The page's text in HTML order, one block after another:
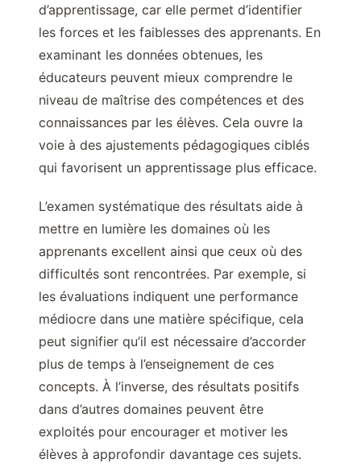
d’apprentissage, car elle permet d’identifier
les forces et les faiblesses des apprenants. En
examinant les données obtenues, les
éducateurs peuvent mieux comprendre le
niveau de maîtrise des compétences et des
connaissances par les élèves. Cela ouvre la
voie à des ajustements pédagogiques ciblés
qui favorisent un apprentissage plus efficace.
L’examen systématique des résultats aide à
mettre en lumière les domaines où les
apprenants excellent ainsi que ceux où des
difficultés sont rencontrées. Par exemple, si
les évaluations indiquent une performance
médiocre dans une matière spécifique, cela
peut signifier qu’il est nécessaire d’accorder
plus de temps à l’enseignement de ces
concepts. À l’inverse, des résultats positifs
dans d’autres domaines peuvent être
exploités pour encourager et motiver les
élèves à approfondir davantage ces sujets.